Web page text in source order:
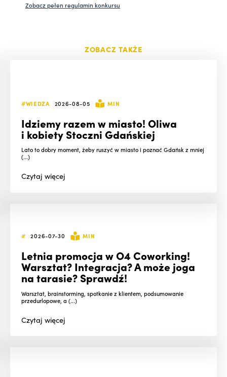
Zobacz pełen regulamin konkursu
ZOBACZ TAKŻE
#WIEDZA 2026-08-05 MIN
Idziemy razem w miasto! Oliwa
i kobiety Stoczni Gdańskiej
Lato to dobry moment, żeby ruszyć w miasto i poznać Gdańsk z mniej
(...)
Czytajwięcej
# 2026-07-30 MIN
Letnia promocja w O4 Coworking!
Warsztat? Integracja? A może joga
na tarasie? Sprawdź!
Warsztat, brainstorming, spotkanie z klientem, podsumowanie
przedurlopowe, a (...)
Czytajwięcej